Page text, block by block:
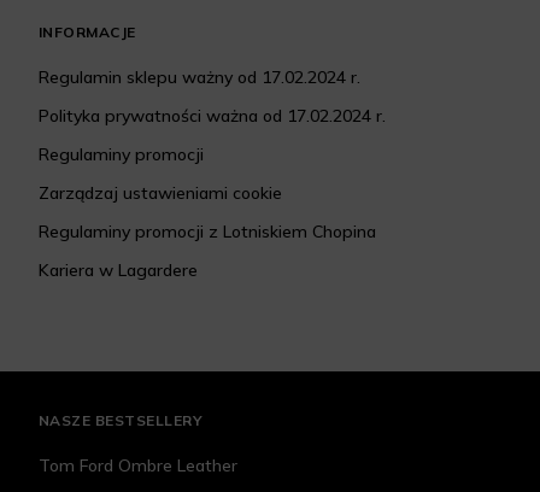
INFORMACJE
Regulamin sklepu ważny od 17.02.2024 r.
Polityka prywatności ważna od 17.02.2024 r.
Regulaminy promocji
Zarządzaj ustawieniami cookie
Regulaminy promocji z Lotniskiem Chopina
Kariera w Lagardere
NASZE BESTSELLERY
Tom Ford Ombre Leather